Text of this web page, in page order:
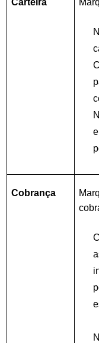
Carteira
Cobrança